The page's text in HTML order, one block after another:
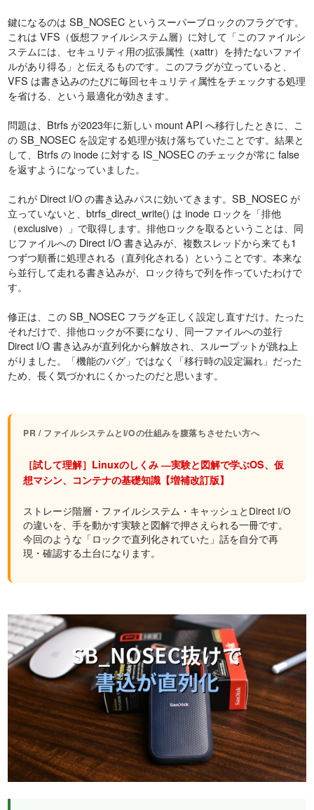
鍵になるのは SB_NOSEC というスーパーブロックのフラグです。
これは VFS（仮想ファイルシステム層）に対して「このファイルシ
ステムには、セキュリティ用の拡張属性（xattr）を持たないファイ
ルがあり得る」と伝えるものです。このフラグが立っていると、
VFS は書き込みのたびに毎回セキュリティ属性をチェックする処理
を省ける、という最適化が効きます。
問題は、Btrfs が2023年に新しい mount API へ移行したときに、こ
の SB_NOSEC を設定する処理が抜け落ちていたことです。結果と
して、Btrfs の inode に対する IS_NOSEC のチェックが常に false
を返すようになっていました。
これが Direct I/O の書き込みパスに効いてきます。SB_NOSEC が
立っていないと、btrfs_direct_write() は inode ロックを「排他
（exclusive）」で取得します。排他ロックを取るということは、同
じファイルへの Direct I/O 書き込みが、複数スレッドから来ても1
つずつ順番に処理される（直列化される）ということです。本来な
ら並行して走れる書き込みが、ロック待ちで列を作っていたわけで
す。
修正は、この SB_NOSEC フラグを正しく設定し直すだけ。たった
それだけで、排他ロックが不要になり、同一ファイルへの並行
Direct I/O 書き込みが直列化から解放され、スループットが跳ね上
がりました。「機能のバグ」ではなく「移行時の設定漏れ」だった
ため、長く気づかれにくかったのだと思います。
PR / ファイルシステムとI/Oの仕組みを腹落ちさせたい方へ
［試して理解］Linuxのしくみ ―実験と図解で学ぶOS、仮
想マシン、コンテナの基礎知識【増補改訂版】
ストレージ階層・ファイルシステム・キャッシュとDirect I/O
の違いを、手を動かす実験と図解で押さえられる一冊です。
今回のような「ロックで直列化されていた」話を自分で再
現・確認する土台になります。